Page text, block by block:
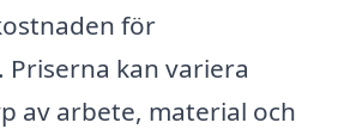
för
kan variera
av arbete, material och